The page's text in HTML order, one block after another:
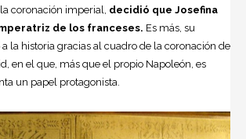
coronación imperial, decidió que Josefina
de los franceses. Es más, su
la historia gracias al cuadro de la coronación de
en el que, más que el propio Napoleón, es
un papel protagonista.